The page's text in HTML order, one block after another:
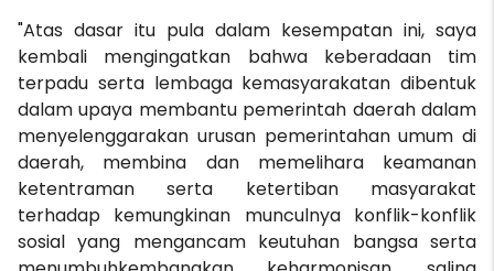
"Atas dasar itu pula dalam kesempatan ini, saya
kembali mengingatkan bahwa keberadaan tim
terpadu serta lembaga kemasyarakatan dibentuk
dalam upaya membantu pemerintah daerah dalam
menyelenggarakan urusan pemerintahan umum di
daerah, membina dan memelihara keamanan
ketentraman serta ketertiban masyarakat
terhadap kemungkinan munculnya konflik-konflik
sosial yang mengancam keutuhan bangsa serta